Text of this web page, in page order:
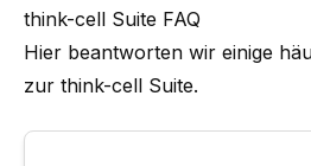
think-cell Suite FAQ
Hier beantworten wir einige
zur think-cell Suite.